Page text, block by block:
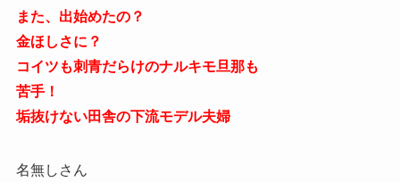
また、出始めたの？
金ほしさに？
コイツも刺青だらけのナルキモ旦那も
苦手！
垢抜けない田舎の下流モデル夫婦
名無しさん